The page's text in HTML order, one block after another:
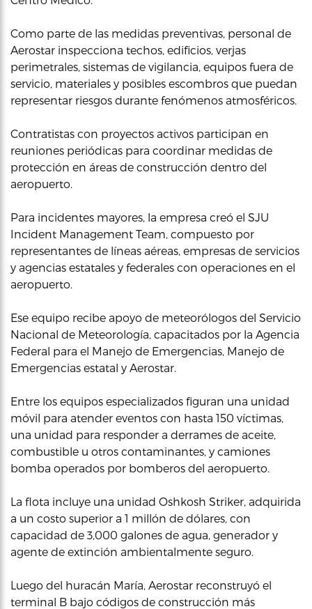
Como parte de las medidas preventivas, personal de
Aerostar inspecciona techos, edificios, verjas
perimetrales, sistemas de vigilancia, equipos fuera de
servicio, materiales y posibles escombros que puedan
representar riesgos durante fenómenos atmosféricos.
Contratistas con proyectos activos participan en
reuniones periódicas para coordinar medidas de
protección en áreas de construcción dentro del
aeropuerto.
Para incidentes mayores, la empresa creó el SJU
Incident Management Team, compuesto por
representantes de líneas aéreas, empresas de servicios
y agencias estatales y federales con operaciones en el
aeropuerto.
Ese equipo recibe apoyo de meteorólogos del Servicio
Nacional de Meteorología, capacitados por la Agencia
Federal para el Manejo de Emergencias, Manejo de
Emergencias estatal y Aerostar.
Entre los equipos especializados figuran una unidad
móvil para atender eventos con hasta 150 víctimas,
una unidad para responder a derrames de aceite,
combustible u otros contaminantes, y camiones
bomba operados por bomberos del aeropuerto.
La flota incluye una unidad Oshkosh Striker, adquirida
a un costo superior a 1 millón de dólares, con
capacidad de 3,000 galones de agua, generador y
agente de extinción ambientalmente seguro.
Luego del huracán María, Aerostar reconstruyó el
terminal B bajo códigos de construcción más